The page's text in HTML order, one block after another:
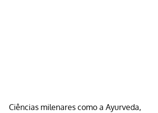
Ciências milenares como a Ayurveda,